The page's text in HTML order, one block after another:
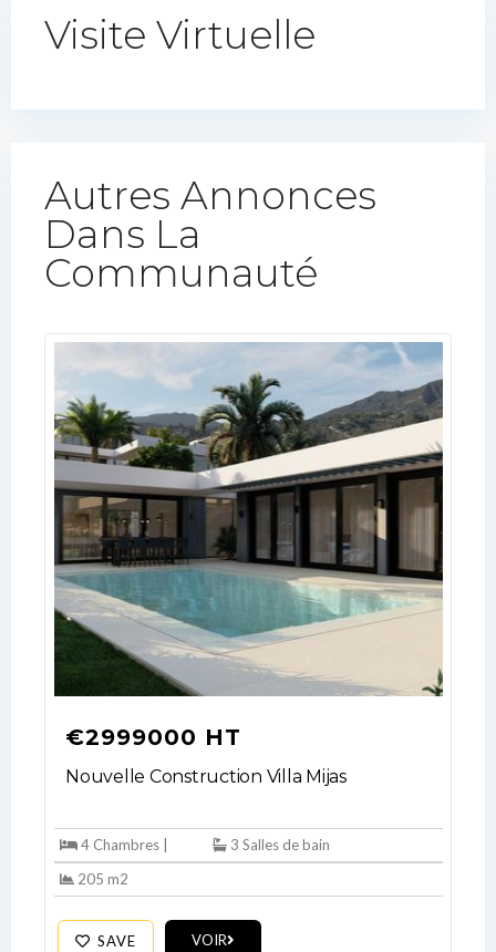
Visite Virtuelle
Autres Annonces
Dans La
Communauté​
€2999000 HT
Nouvelle Construction Villa Mijas
4 Chambres |
3 Salles de bain
205 m2
SAVE VOIR